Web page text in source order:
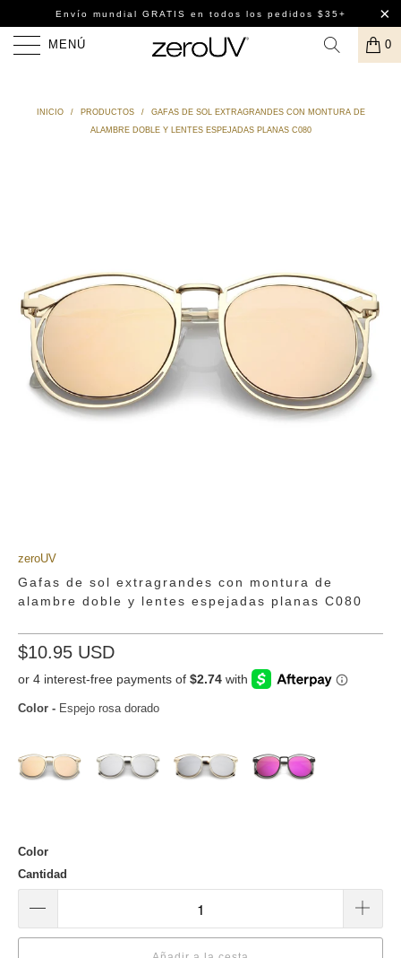
Envío mundial GRATIS en todos los pedidos $35+
MENÚ 0
INICIO / PRODUCTOS /
GAFAS DE SOL EXTRAGRANDES CON MONTURA DE
ALAMBRE DOBLE Y LENTES ESPEJADAS PLANAS C080
zeroUV
Gafas de sol extragrandes con montura de
alambre doble y lentes espejadas planas C080
$10.95 USD
Color - Espejo rosa dorado
Color
Cantidad